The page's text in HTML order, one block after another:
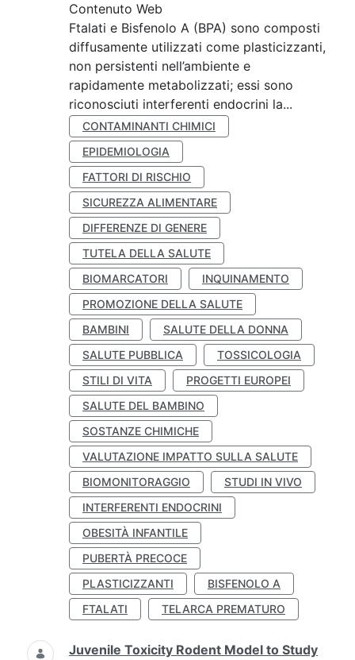
Contenuto Web
Ftalati e Bisfenolo A (BPA) sono composti
diffusamente utilizzati come plasticizzanti,
non persistenti nell’ambiente e
rapidamente metabolizzati; essi sono
riconosciuti interferenti endocrini la...
CONTAMINANTI CHIMICI
EPIDEMIOLOGIA
FATTORI DI RISCHIO
SICUREZZA ALIMENTARE
DIFFERENZE DI GENERE
TUTELA DELLA SALUTE
BIOMARCATORI
INQUINAMENTO
PROMOZIONE DELLA SALUTE
BAMBINI
SALUTE DELLA DONNA
SALUTE PUBBLICA
TOSSICOLOGIA
STILI DI VITA
PROGETTI EUROPEI
SALUTE DEL BAMBINO
SOSTANZE CHIMICHE
VALUTAZIONE IMPATTO SULLA SALUTE
BIOMONITORAGGIO
STUDI IN VIVO
INTERFERENTI ENDOCRINI
OBESITÀ INFANTILE
PUBERTÀ PRECOCE
PLASTICIZZANTI
BISFENOLO A
FTALATI
TELARCA PREMATURO
Juvenile Toxicity Rodent Model to Study